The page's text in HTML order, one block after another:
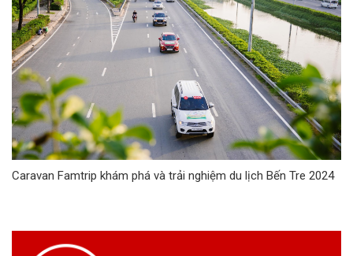
Caravan Famtrip khám phá và trải nghiệm du lịch Bến Tre 2024